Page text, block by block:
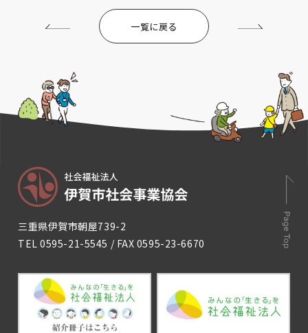
一覧に戻る
三重県伊賀市朝屋739-2
TEL0595-21-5545 / FAX 0595-23-6670